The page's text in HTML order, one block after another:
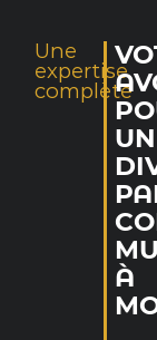
Une
expertise
complète
UN
À